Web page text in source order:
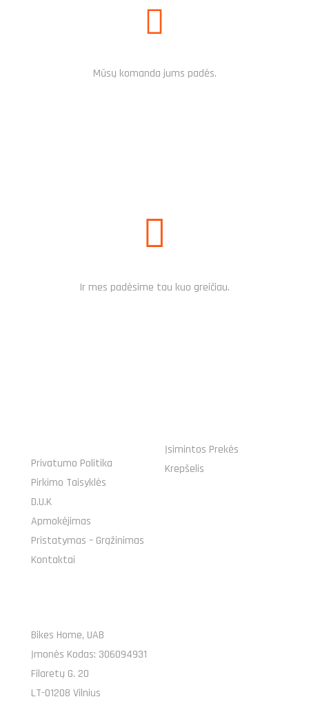
Mūsų komanda jums padės.
Ir mes padėsime tau kuo greičiau.
Privatumo Politika
Pirkimo Taisyklės
D.U.K
Apmokėjimas
Pristatymas – Grąžinimas
Kontaktai
Įsimintos Prekės
Krepšelis
Bikes Home, UAB
Įmonės Kodas: 306094931
Filaretų G. 20
LT-01208 Vilnius